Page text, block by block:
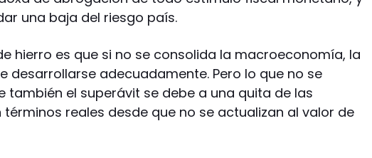
una baja del riesgo país.
hierro es que si no se consolida la macroeconomía, la
desarrollarse adecuadamente. Pero lo que no se
también el superávit se debe a una quita de las
términos reales desde que no se actualizan al valor de